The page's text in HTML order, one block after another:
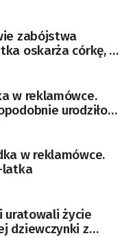
zabójstwa
oskarża córkę, a
w reklamówce.
urodziło
w reklamówce.
latka
uratowali życie
dziewczynki z